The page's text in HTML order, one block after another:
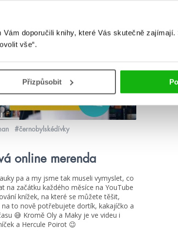
doporučili knihy, které Vás skutečně zajímají.
vše“.
Přizpůsobit
#černobylskédívky
online merenda
pa a my jsme tak museli vymyslet, co
na začátku každého měsíce na YouTube
knížek, na které se můžete těšit,
na to nově potřebujete dortík, kakajíčko a
😅 Kromě Oly a Maky je ve videu i
a Hercule Poirot 😉